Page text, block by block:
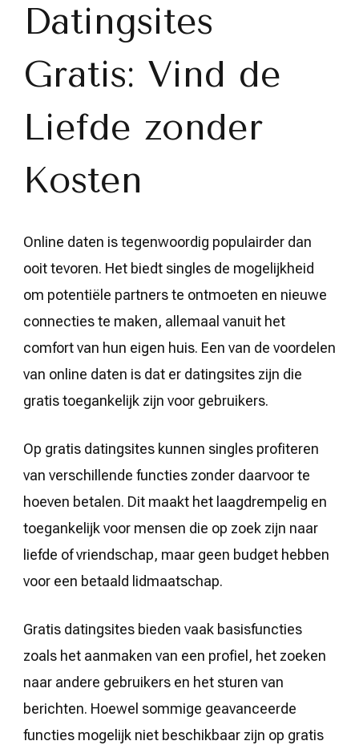
Kosten
Datingsites
Gratis: Vind de
Liefde zonder
Kosten
Online daten is tegenwoordig populairder dan
ooit tevoren. Het biedt singles de mogelijkheid
om potentiële partners te ontmoeten en nieuwe
connecties te maken, allemaal vanuit het
comfort van hun eigen huis. Een van de voordelen
van online daten is dat er datingsites zijn die
gratis toegankelijk zijn voor gebruikers.
Op gratis datingsites kunnen singles profiteren
van verschillende functies zonder daarvoor te
hoeven betalen. Dit maakt het laagdrempelig en
toegankelijk voor mensen die op zoek zijn naar
liefde of vriendschap, maar geen budget hebben
voor een betaald lidmaatschap.
Gratis datingsites bieden vaak basisfuncties
zoals het aanmaken van een profiel, het zoeken
naar andere gebruikers en het sturen van
berichten. Hoewel sommige geavanceerde
functies mogelijk niet beschikbaar zijn op gratis